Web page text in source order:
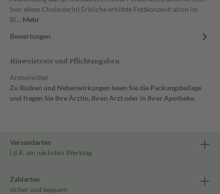
(vor allem Cholesterin) Erbliche erhöhte Fettkonzentration im
Bl… Mehr
Bewertungen
Hinweistexte und Pflichtangaben
Arzneimittel
Zu Risiken und Nebenwirkungen lesen Sie die Packungsbeilage
und fragen Sie Ihre Ärztin, Ihren Arzt oder in Ihrer Apotheke.
Versandarten
i.d.R. am nächsten Werktag
Zahlarten
sicher und bequem